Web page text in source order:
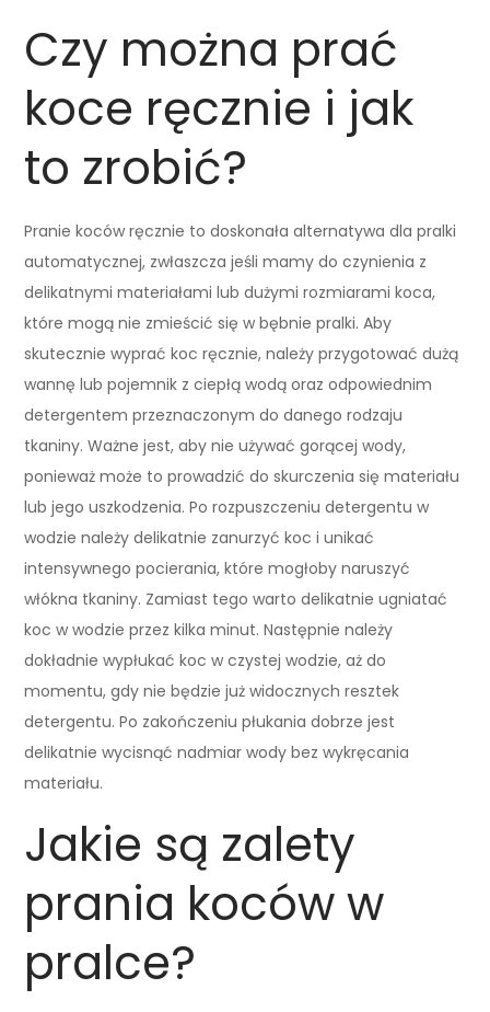
Czy można prać
koce ręcznie i jak
to zrobić?
Pranie koców ręcznie to doskonała alternatywa dla pralki
automatycznej, zwłaszcza jeśli mamy do czynienia z
delikatnymi materiałami lub dużymi rozmiarami koca,
które mogą nie zmieścić się w bębnie pralki. Aby
skutecznie wyprać koc ręcznie, należy przygotować dużą
wannę lub pojemnik z ciepłą wodą oraz odpowiednim
detergentem przeznaczonym do danego rodzaju
tkaniny. Ważne jest, aby nie używać gorącej wody,
ponieważ może to prowadzić do skurczenia się materiału
lub jego uszkodzenia. Po rozpuszczeniu detergentu w
wodzie należy delikatnie zanurzyć koc i unikać
intensywnego pocierania, które mogłoby naruszyć
włókna tkaniny. Zamiast tego warto delikatnie ugniatać
koc w wodzie przez kilka minut. Następnie należy
dokładnie wypłukać koc w czystej wodzie, aż do
momentu, gdy nie będzie już widocznych resztek
detergentu. Po zakończeniu płukania dobrze jest
delikatnie wycisnąć nadmiar wody bez wykręcania
materiału.
Jakie są zalety
prania koców w
pralce?